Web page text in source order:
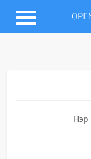
Нэр